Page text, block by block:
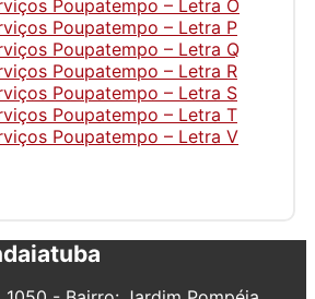
Poupatempo – Letra O
Poupatempo – Letra P
Poupatempo – Letra Q
Poupatempo – Letra R
Poupatempo – Letra S
Poupatempo – Letra T
Poupatempo – Letra V